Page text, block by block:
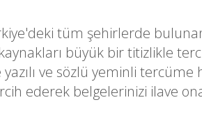
tüm şehirlerde
büyük bir titizlikle
ve sözlü yeminli
ederek belgelerinizi ilave